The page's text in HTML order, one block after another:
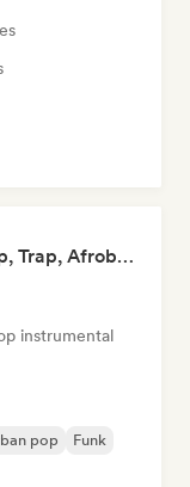
100% Hip Hop : BoomBap, Trap, Afrobeats !
instrumental
pop
Funk